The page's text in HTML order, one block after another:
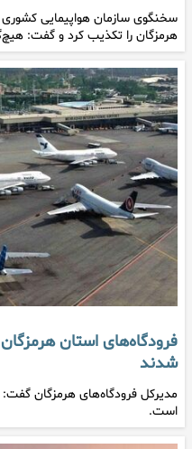
سخنگوی سازمان هواپیمایی کشوری
هرمزگان را تکذیب کرد و گفت:
فرودگاه‌های استان
شدند
مدیرکل فرودگاه‌های هرمزگان
است.